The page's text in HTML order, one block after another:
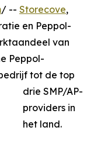
/ -- Storecove,
en Peppol-
van
Peppol-
tot de top
drie SMP/AP-
providers in
het land.